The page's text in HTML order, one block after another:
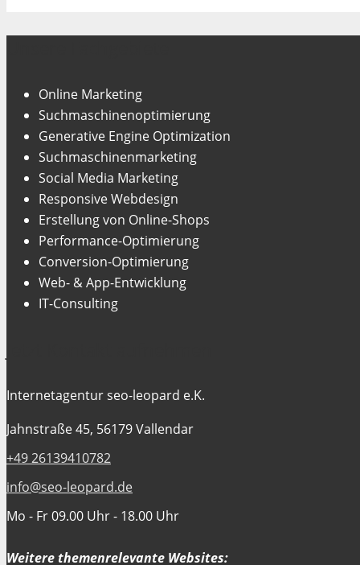
Online Marketing
Suchmaschinenoptimierung
Generative Engine Optimization
Suchmaschinenmarketing
Social Media Marketing
Responsive Webdesign
Erstellung von Online-Shops
Performance-Optimierung
Conversion-Optimierung
Web- & App-Entwicklung
IT-Consulting
Internetagentur seo-leopard e.K.
Jahnstraße 45, 56179 Vallendar
+49 26139410782
info@seo-leopard.de
Mo - Fr 09.00 Uhr - 18.00 Uhr
Weitere themenrelevante Websites: